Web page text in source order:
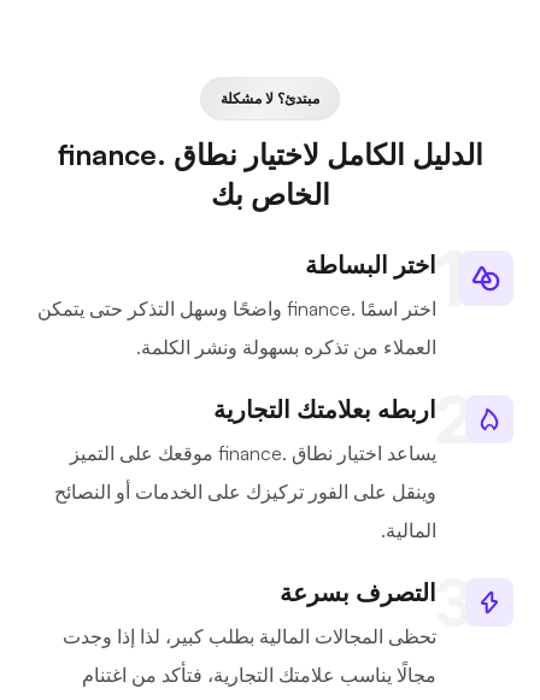
مبتدئ؟ لا مشكلة
الدليل الكامل لاختيار نطاق .finance
الخاص بك
اختر البساطة
اختر اسمًا .finance واضحًا وسهل التذكر حتى يتمكن
العملاء من تذكره بسهولة ونشر الكلمة.
اربطه بعلامتك التجارية
يساعد اختيار نطاق .finance موقعك على التميز
وينقل على الفور تركيزك على الخدمات أو النصائح
المالية.
التصرف بسرعة
تحظى المجالات المالية بطلب كبير، لذا إذا وجدت
مجالًا يناسب علامتك التجارية، فتأكد من اغتنام